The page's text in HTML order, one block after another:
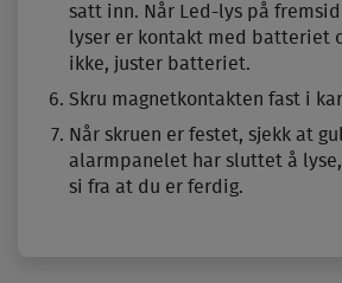
satt inn. Når Led-lys på
lyser er kontakt med batteriet
ikke, juster batteriet.
Skru magnetkontakten fast i
Når skruen er festet, sjekk at
alarmpanelet har sluttet å
si fra at du er ferdig.